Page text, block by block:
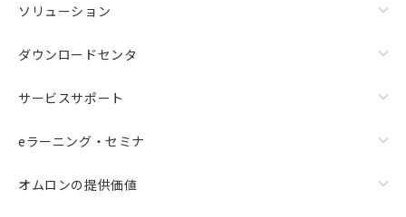
ソリューション
ダウンロードセンタ
サービスサポート
eラーニング・セミナ
オムロンの提供価値